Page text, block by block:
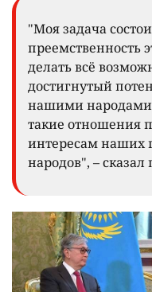
"Моя задача
преемственность
делать всё
достигнутый
нашими
такие отношения
интересам наших
народов", – сказал